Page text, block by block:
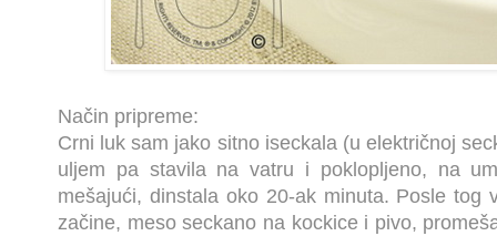
Način pripreme:
Crni luk sam jako sitno iseckala (u električnoj
uljem pa stavila na vatru i poklopljeno, na
mešajući, dinstala oko 20-ak minuta. Posle tog
začine, meso seckano na kockice i pivo,